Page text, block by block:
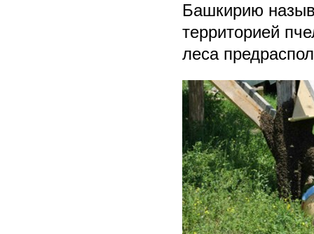
Башкирию
территорией
леса